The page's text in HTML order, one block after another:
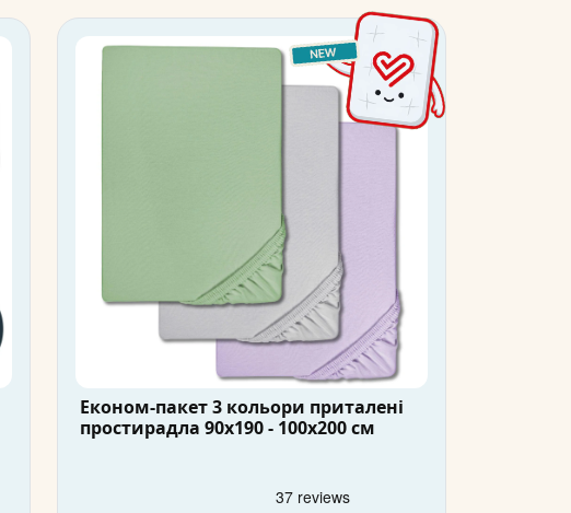
Економ-пакет 3 кольори приталені
простирадла 90x190 - 100x200 см